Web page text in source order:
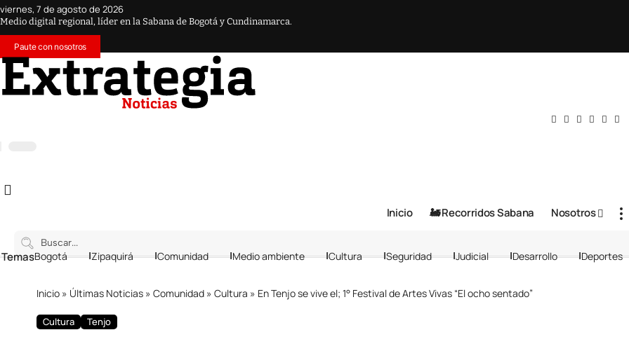
viernes, 7 de agosto de 2026
Medio digital regional, líder en la Sabana de Bogotá y Cundinamarca.
Paute con nosotros
Inicio 🚂 Recorridos Sabana Nosotros
Bogotá Zipaquirá Comunidad Medio ambiente Cultura Seguridad Judicial Desarrollo Deportes
Inicio » Últimas Noticias » Comunidad » Cultura » En Tenjo se vive el; 1° Festival de Artes Vivas “El ocho sentado”
Cultura Tenjo